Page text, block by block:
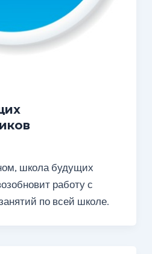
школа будущих
работу с
по всей школе.